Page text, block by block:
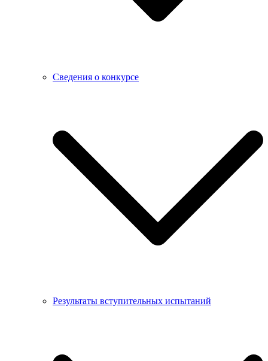
Сведения о конкурсе
Результаты вступительных испытаний